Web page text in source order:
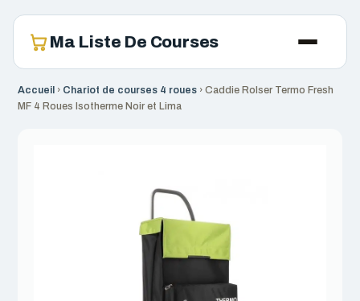
Ma Liste De Courses
Accueil › Chariot de courses 4 roues › Caddie Rolser Termo Fresh
MF 4 Roues Isotherme Noir et Lima